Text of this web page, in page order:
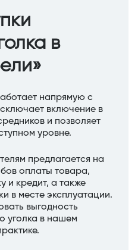
в
напрямую с
включение в
и позволяет
уровне.
предлагается на
оплаты товара,
и кредит, а также
в месте эксплуатации.
выгодность
уголка в нашем